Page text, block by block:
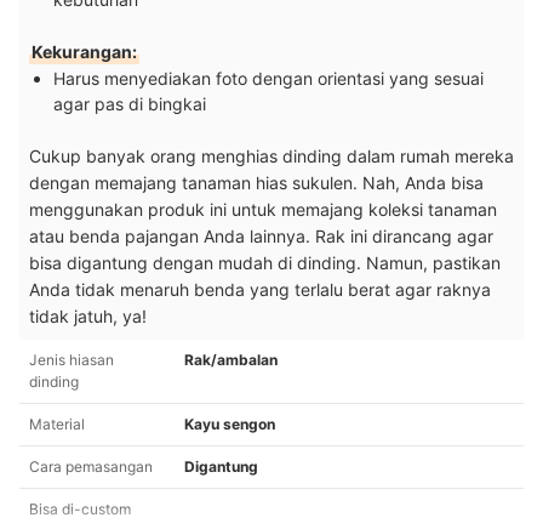
Kekurangan:
Harus menyediakan foto dengan orientasi yang sesuai
agar pas di bingkai
Cukup banyak orang menghias dinding dalam rumah mereka
dengan memajang tanaman hias sukulen. Nah, Anda bisa
menggunakan produk ini untuk memajang koleksi tanaman
atau benda pajangan Anda lainnya. Rak ini dirancang agar
bisa digantung dengan mudah di dinding. Namun, pastikan
Anda tidak menaruh benda yang terlalu berat agar raknya
tidak jatuh, ya!
Jenis hiasan
dinding
Rak/ambalan
Material Kayu sengon
Cara pemasangan Digantung
Bisa di-custom